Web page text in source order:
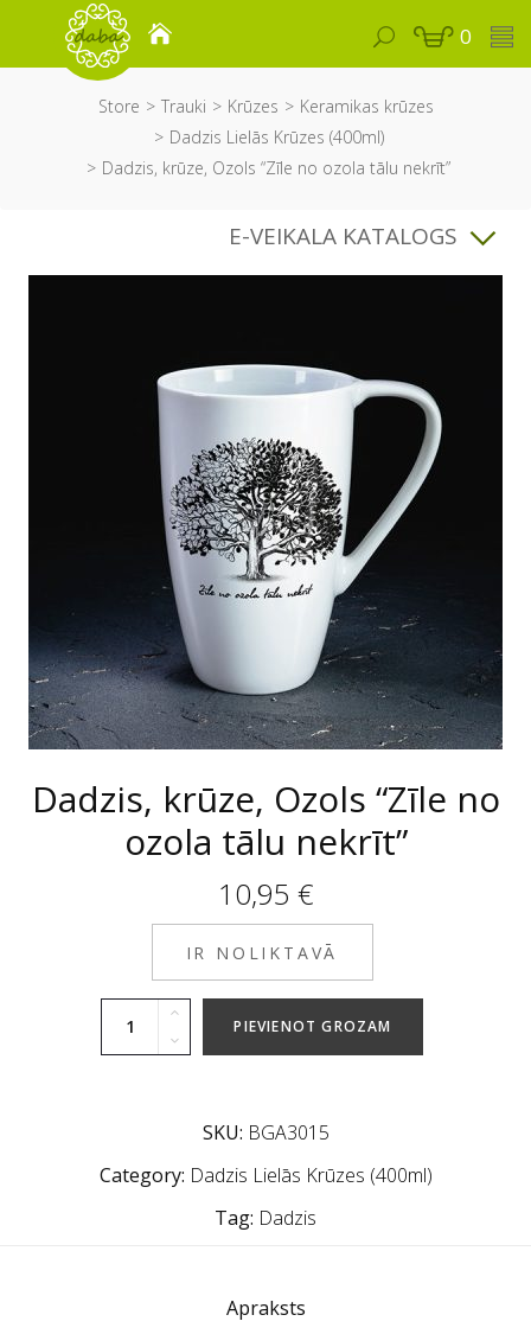
0
Store Trauki Krūzes
Keramikas krūzes
Dadzis Lielās Krūzes (400ml)
Dadzis, krūze, Ozols “Zīle no ozola tālu nekrīt”
E-VEIKALA KATALOGS
Dadzis, krūze, Ozols “Zīle no
ozola tālu nekrīt”
10,95 €
IR NOLIKTAVĀ
PIEVIENOT GROZAM
SKU: BGA3015
Category: Dadzis Lielās Krūzes (400ml)
Tag: Dadzis
Apraksts